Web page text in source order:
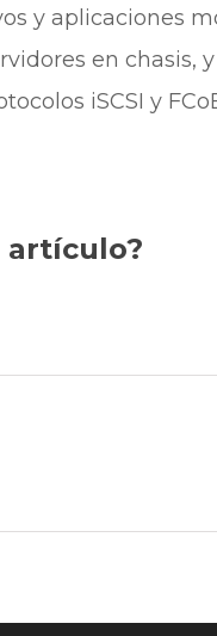
y aplicaciones
en chasis,
iSCSI y
artículo?